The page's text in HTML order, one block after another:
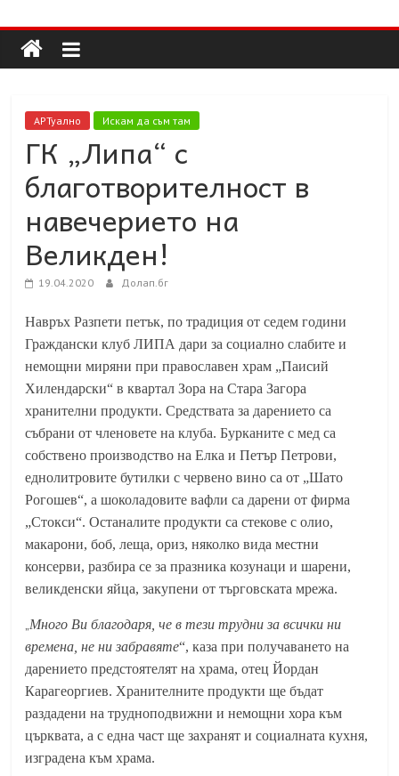
to
content
Долап
БГ
култура|
пътешествия|
мода|
събития|
кухня|
реклама|
минало|
АРТуално Искам да съм там
ГК „Липа“ с
благотворителност в
навечерието на
Великден!
19.04.2020 Долап.бг
Навръх Разпети петък, по традиция от седем години
Граждански клуб ЛИПА дари за социално слабите и
немощни миряни при православен храм „Паисий
Хилендарски“ в квартал Зора на Стара Загора
хранителни продукти. Средствата за дарението са
събрани от членовете на клуба. Бурканите с мед са
собствено производство на Елка и Петър Петрови,
еднолитровите бутилки с червено вино са от „Шато
Рогошев“, а шоколадовите вафли са дарени от фирма
„Стокси“. Останалите продукти са стекове с олио,
макарони, боб, леща, ориз, няколко вида местни
консерви, разбира се за празника козунаци и шарени,
великденски яйца, закупени от търговската мрежа.
„Много Ви благодаря, че в тези трудни за всички ни
времена, не ни забравяте“, каза при получаването на
дарението предстоятелят на храма, отец Йордан
Карагеоргиев. Хранителните продукти ще бъдат
раздадени на трудноподвижни и немощни хора към
църквата, а с една част ще захранят и социалната кухня,
изградена към храма.